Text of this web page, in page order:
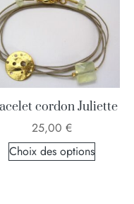
cordon Juliette
25,00 €
Choix des options